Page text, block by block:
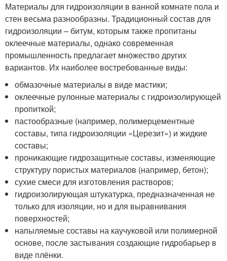
Материалы для гидроизоляции в ванной комнате пола и
стен весьма разнообразны. Традиционный состав для
гидроизоляции – битум, которым также пропитаны
оклеечные материалы, однако современная
промышленность предлагает множество других
вариантов. Их наиболее востребованные виды:
обмазочные материалы в виде мастики;
оклеечные рулонные материалы с гидроизолирующей
пропиткой;
пастообразные (например, полимерцементные
составы, типа гидроизоляции «Церезит») и жидкие
составы;
проникающие гидрозащитные составы, изменяющие
структуру пористых материалов (например, бетон);
сухие смеси для изготовления растворов;
гидроизолирующая штукатурка, предназначенная не
только для изоляции, но и для выравнивания
поверхностей;
напыляемые составы на каучуковой или полимерной
основе, после застывания создающие гидробарьер в
виде плёнки.